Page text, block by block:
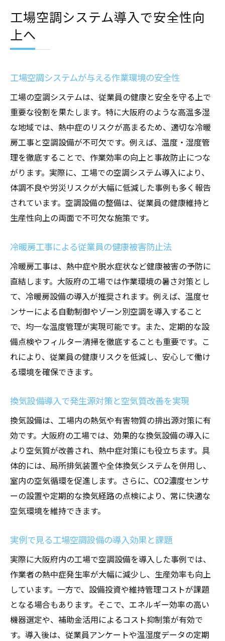
工場空調システム導入で安全性向
上へ
工場空調システムが与える作業環境の安全性
工場の空調システムは、従業員の健康と安全を守る上で
重要な役割を果たします。特に大阪府のような高温多湿
な地域では、熱中症のリスクが高まるため、適切な冷暖
房工事と空調設備が不可欠です。例えば、温度・湿度管
理を徹底することで、作業効率の向上と事故防止につな
がります。実際に、工場での空調システム導入により、
体調不良や労災リスクが大幅に低減した事例も多く報告
されています。空調設備の整備は、従業員の健康維持と
生産性向上の両面で不可欠な施策です。
冷暖房工事による従業員の健康被害防止法
冷暖房工事は、熱中症や脱水症状など健康被害の予防に
直結します。大阪府の工場では作業環境の暑さ対策とし
て、冷暖房設備の導入が推奨されます。例えば、温度セ
ンサーによる自動制御やゾーン別空調を導入すること
で、均一な温度管理が実現可能です。また、定期的な設
備点検やフィルター清掃を徹底することも重要です。こ
れにより、従業員の健康リスクを低減し、安心して働け
る環境を確保できます。
換気設備導入で発生源対策と空気質改善を実現
換気設備は、工場内の熱気や有害物質の排出源対策に有
効です。大阪府の工場では、効果的な換気設備の導入に
より空気質が改善され、熱中症対策にも役立ちます。具
体的には、局所排気装置や全体換気システムを併用し、
室内の空気循環を促進します。さらに、CO2濃度センサ
ーの設置や定期的な換気経路の点検により、常に快適な
空気環境を維持できます。
実例で見る工場空調設備の導入効果と課題
実際に大阪府内の工場で空調設備を導入した事例では、
作業者の熱中症発生率が大幅に減少し、生産効率も向上
しています。一方で、設備投資や維持管理コストが課題
となる場合もあります。そこで、エネルギー効率の高い
機器選定や、補助金活用によるコスト抑制策が有効で
す。導入後は、従業員アンケートや温湿度データの定期